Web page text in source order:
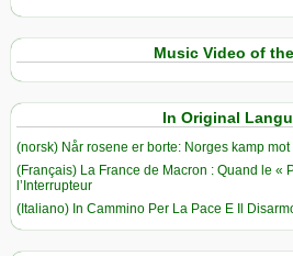
Music Video of
In Original
(norsk) Når rosene er borte: Norges kamp
(Français) La France de Macron : Quand le «
l’Interrupteur
(Italiano) In Cammino Per La Pace E Il